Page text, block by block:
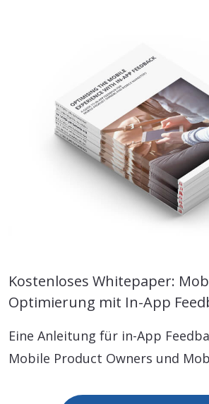
Kostenloses Whitepaper:
Optimierung mit In-App
Eine Anleitung für in-App
Mobile Product Owners und